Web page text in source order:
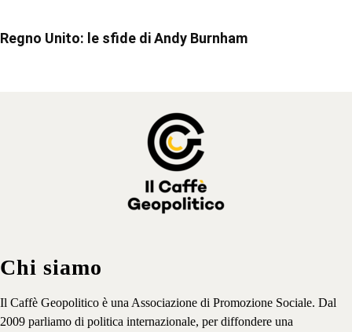
Regno Unito: le sfide di Andy Burnham
Chi siamo
Il Caffè Geopolitico è una Associazione di Promozione Sociale. Dal
2009 parliamo di politica internazionale, per diffondere una